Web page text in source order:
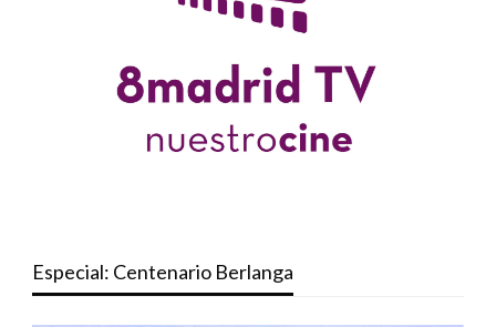
Especial: Centenario Berlanga